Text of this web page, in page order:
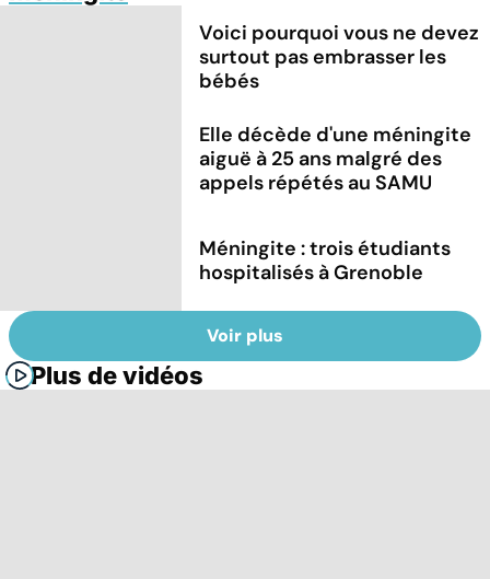
Voici pourquoi vous ne devez
surtout pas embrasser les
bébés
Elle décède d'une méningite
aiguë à 25 ans malgré des
appels répétés au SAMU
Méningite : trois étudiants
hospitalisés à Grenoble
Voir plus
Plus de vidéos